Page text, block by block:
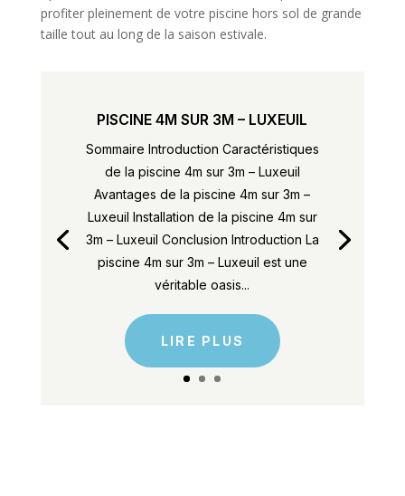
profiter pleinement de votre piscine hors sol de grande
taille tout au long de la saison estivale.
PISCINE 4M SUR 3M – LUXEUIL
Sommaire Introduction Caractéristiques
de la piscine 4m sur 3m – Luxeuil
Avantages de la piscine 4m sur 3m –
Luxeuil Installation de la piscine 4m sur
3m – Luxeuil Conclusion Introduction La
piscine 4m sur 3m – Luxeuil est une
véritable oasis...
LIRE PLUS